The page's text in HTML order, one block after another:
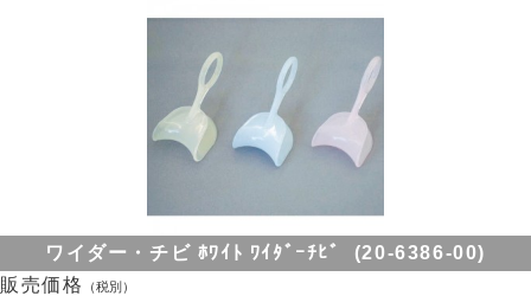
ワイダー・チビ ﾎﾜｲﾄ ﾜｲﾀﾞｰﾁﾋﾞ (20-6386-00)
販売価格
（税別）